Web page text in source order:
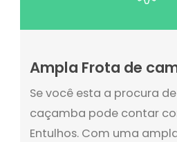
Ampla Frota de
Se você esta a procura
caçamba pode contar
Entulhos. Com uma